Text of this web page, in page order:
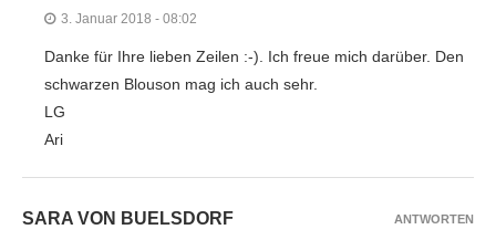
3. Januar 2018 - 08:02
Danke für Ihre lieben Zeilen :-). Ich freue mich darüber. Den
schwarzen Blouson mag ich auch sehr.
LG
Ari
SARA VON BUELSDORF ANTWORTEN